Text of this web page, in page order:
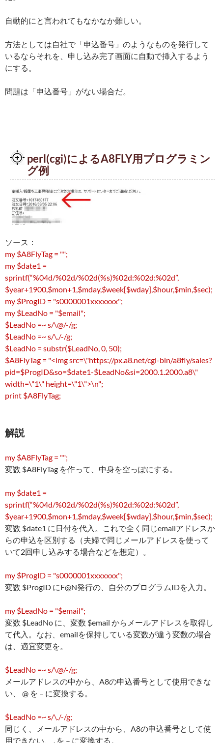
自動的にと言われてもなかなか難しい。
方法としては自社で「申込番号」のようなものを発行して
いるならそれを、申し込み完了画面に自動で挿入するよう
にする。
問題は「申込番号」がない場合だ。
perl(cgi)によるA8FLY用プログラミン
グ例
ソース：
my $A8FlyTag = "";
my $date1 =
sprintf(“%04d/%02d/%02d(%s)%02d:%02d:%02d”,
$year+1900,$mon+1,$mday,$week[$wday],$hour,$min,$sec);
my $ProgID = "s0000001xxxxxxx";
my $LeadNo = "$email";
$LeadNo =~ s/\@/-/g;
$LeadNo =~ s/\./-/g;
$LeadNo = substr($LeadNo, 0, 50);
$A8FlyTag = "<img src=\"https://px.a8.net/cgi-bin/a8fly/sales?
pid=$ProgID&so=$date1-$LeadNo&si=2000.1.2000.a8\"
width=\"1\" height=\"1\">\n";
print $A8FlyTag;
解説
my $A8FlyTag = "";
変数 $A8FlyTag を作って、中身を空っぽにする。
my $date1 =
sprintf(“%04d/%02d/%02d(%s)%02d:%02d:%02d”,
$year+1900,$mon+1,$mday,$week[$wday],$hour,$min,$sec);
変数 $date1 に日付を代入。これで全く同じemailアドレスか
らの申込を区別する（夫婦で同じメールアドレスを使って
いて2回申し込みする場合などを想定）。
my $ProgID = "s0000001xxxxxxx";
変数 $ProgID にF@N発行の、自分のプログラムIDを入力。
my $LeadNo = "$email";
変数 $LeadNo に、変数 $email からメールアドレスを取得し
て代入。なお、emailを保持している変数が違う変数の場合
は、適宜変更を。
$LeadNo =~ s/\@/-/g;
メールアドレスの中から、A8の申込番号として使用できな
い、 @ を – に変換する。
$LeadNo =~ s/\./-/g;
同じく、メールアドレスの中から、A8の申込番号として使
用できない、 . を – に変換する。